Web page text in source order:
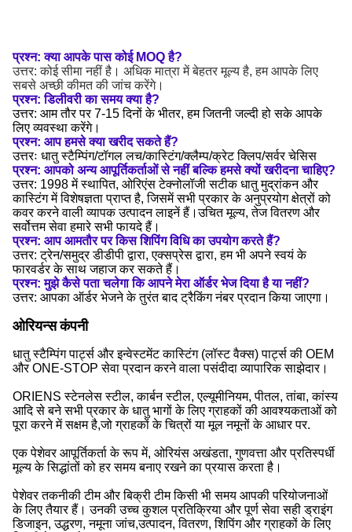
प्रश्न: क्या आपके पास कोई MOQ है?
उत्तर: कोई सीमा नहीं है। अधिक मात्रा में बेहतर मूल्य है, हम आपके लिए
सबसे अच्छी कीमत की जांच करेंगे।
प्रश्न: डिलीवरी का समय क्या है?
उत्तर: आम तौर पर 7-15 दिनों के भीतर, हम जितनी जल्दी हो सके आपके
लिए व्यवस्था करेंगे।
प्रश्न: आप हमसे क्या खरीद सकते हैं?
उत्तरः धातु स्टैम्पिंग/टॉगल लच/कास्टिंग/क्लैम्प/क्रेट क्लिप/सर्वर चेसिस
प्रश्न: आपको अन्य आपूर्तिकर्ताओं से नहीं बल्कि हमसे क्यों खरीदना चाहिए?
उत्तर: 1998 में स्थापित, ओरिएंस टेक्नोलॉजी सटीक धातु मुद्रांकन और
कास्टिंग में विशेषज्ञता प्राप्त है, जिसमें सभी प्रकार के अनुप्रयोग क्षेत्रों को
कवर करने वाली व्यापक उत्पादन लाइनें हैं।उचित मूल्य, तेज वितरण और
सर्वोत्तम सेवा हमारे सभी फायदे हैं।
प्रश्न: आप आमतौर पर किस शिपिंग विधि का उपयोग करते हैं?
उत्तर: ट्रेन/समुद्र डीडीपी द्वारा, एक्सप्रेस द्वारा, हम भी अपने स्वयं के
फारवर्डर के साथ जहाज कर सकते हैं।
प्रश्न: मुझे कैसे पता चलेगा कि आपने मेरा ऑर्डर भेज दिया है या नहीं?
उत्तर: आपका ऑर्डर भेजने के तुरंत बाद ट्रैकिंग नंबर प्रदान किया जाएगा।
ओरियन्स कंपनी
धातु स्टैम्पिंग पार्ट्स और इन्वेस्टमेंट कास्टिंग (लॉस्ट वैक्स) पार्ट्स की OEM
और ONE-STOP सेवा प्रदान करने वाला पसंदीदा व्यापारिक साझेदार।
ORIENS स्टेनलेस स्टील, कार्बन स्टील, एल्यूमीनियम, पीतल, तांबा, कांस्य
आदि से बने सभी प्रकार के धातु भागों के लिए ग्राहकों की आवश्यकताओं को
पूरा करने में सक्षम है,जो ग्राहकों के चित्रों या मूल नमूनों के आधार पर.
एक पेशेवर आपूर्तिकर्ता के रूप में, ओरियंस अखंडता, गुणवत्ता और प्रतिस्पर्धी
मूल्य के सिद्धांतों को हर समय बनाए रखने का प्रयास करता है।
पेशेवर तकनीकी टीम और बिक्री टीम किसी भी समय आपकी परियोजनाओं
के लिए तैयार हैं। उनकी उच्च कुशल प्रतिक्रिया और पूर्ण सेवा सही ड्राइंग
डिजाइन, उद्धरण, नमूना जांच,उत्पादन, वितरण, शिपिंग और ग्राहकों के लिए